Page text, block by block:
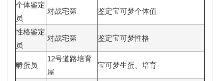
个体鉴定
员
对战宅第 鉴定宝可梦个体值
性格鉴定
员
对战宅第 鉴定宝可梦性格
孵蛋员
12号道路培育
屋
宝可梦生蛋 、培育